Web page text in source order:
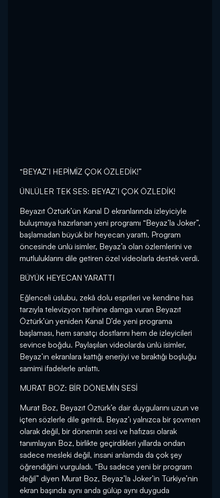
“BEYAZ’I HEPİMİZ ÇOK ÖZLEDİK!”
ÜNLÜLER TEK SES: BEYAZ’I ÇOK ÖZLEDİK!
Beyazıt Öztürk’ün Kanal D ekranlarında izleyiciyle
buluşmaya hazırlanan yeni programı “Beyaz’la Joker”,
başlamadan büyük bir heyecan yarattı. Program
öncesinde ünlü isimler, Beyaz’a olan özlemlerini ve
mutluluklarını dile getiren özel videolarla destek verdi.
BÜYÜK HEYECAN YARATTI
Eğlenceli üslubu, zekâ dolu esprileri ve kendine has
tarzıyla televizyon tarihine damga vuran Beyazıt
Öztürk’ün yeniden Kanal D’de yeni programa
başlaması, hem sanatçı dostlarını hem de izleyicileri
sevince boğdu. Paylaşılan videolarda ünlü isimler,
Beyaz’ın ekranlara kattığı enerjiyi ve bıraktığı boşluğu
samimi ifadelerle anlattı.
MURAT BOZ: BİR DÖNEMİN SESİ
Murat Boz, Beyazıt Öztürk’e dair duygularını uzun ve
içten sözlerle dile getirdi. Beyaz’ı yalnızca bir şovmen
olarak değil, bir dönemin sesi ve hafızası olarak
tanımlayan Boz, birlikte geçirdikleri yıllarda ondan
sadece mesleki değil, insani anlamda da çok şey
öğrendiğini vurguladı. “Bu sadece yeni bir program
değil” diyen Murat Boz, Beyaz’la Joker’in Türkiye’nin
ekran başında aynı anda gülüp aynı duyguda